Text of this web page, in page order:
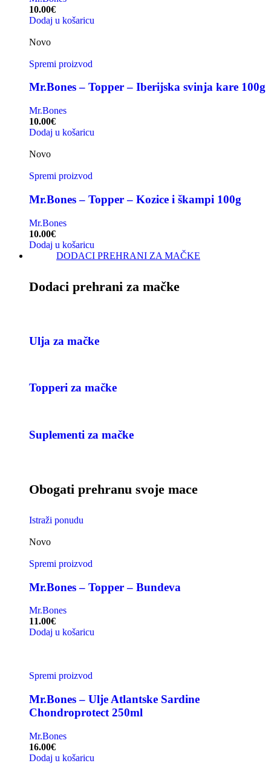
10.00€
Dodaj u košaricu
Novo
Spremi proizvod
Mr.Bones – Topper – Iberijska svinja kare 100g
Mr.Bones
10.00€
Dodaj u košaricu
Novo
Spremi proizvod
Mr.Bones – Topper – Kozice i škampi 100g
Mr.Bones
10.00€
Dodaj u košaricu
DODACI PREHRANI ZA MAČKE
Dodaci prehrani za mačke
Ulja za mačke
Topperi za mačke
Suplementi za mačke
Obogati prehranu svoje mace
Istraži ponudu
Novo
Spremi proizvod
Mr.Bones – Topper – Bundeva
Mr.Bones
11.00€
Dodaj u košaricu
Spremi proizvod
Mr.Bones – Ulje Atlantske Sardine
Chondroprotect 250ml
Mr.Bones
16.00€
Dodaj u košaricu